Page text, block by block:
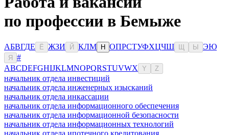
по профессии в Бемыже
АБВГДЕ Ё ЖЗИ Й КЛМ Н ОПРСТУФХЦЧШ Ы ЭЮ
Я
#
ABCDEFGHIJKLMNOPQRSTUVWX Y Z
начальник отдела инвестиций
начальник отдела инженерных изысканий
начальник отдела инкассации
начальник отдела информационного обеспечения
начальник отдела информационной безопасности
начальник отдела информационных технологий
начальник отдела ипотечного кредитования